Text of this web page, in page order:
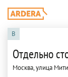
B
Отдельно
Москва, улица